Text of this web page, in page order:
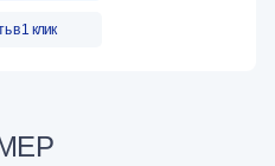
в 1 клик